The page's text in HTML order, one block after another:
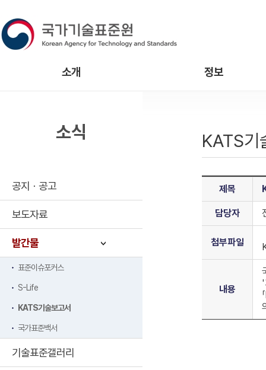
소개 정보
KATS기
제목
담당자
첨부파일
내용
'
소식
공지ㆍ공고
보도자료
발간물
표준이슈포커스
S-Life
KATS기술보고서
국가표준백서
기술표준갤러리